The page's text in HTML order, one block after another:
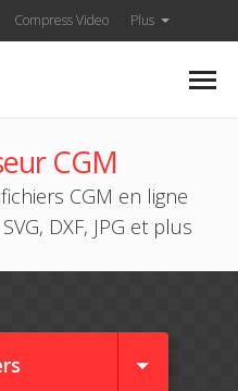
Compress Video Plus
CGM
CGM en ligne
DXF, JPG et plus